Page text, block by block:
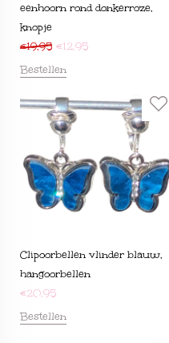
eenhoorn rond donkerroze,
knopje
€19,95 €12,95
Bestellen
Clipoorbellen vlinder blauw,
hangoorbellen
€20,95
Bestellen